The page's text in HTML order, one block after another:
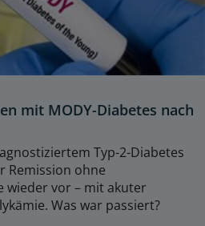
mit MODY-Diabetes nach
Typ-2-Diabetes
Remission ohne
wieder vor – mit akuter
Was war passiert?